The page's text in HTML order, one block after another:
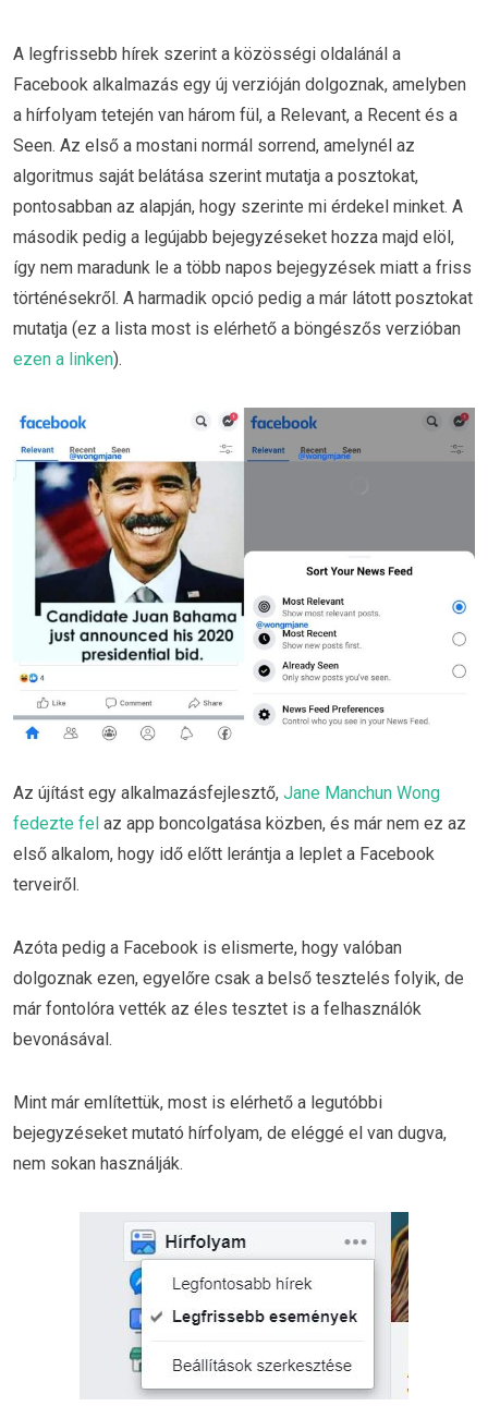
A legfrissebb hírek szerint a közösségi oldalánál a
Facebook alkalmazás egy új verzióján dolgoznak, amelyben
a hírfolyam tetején van három fül, a Relevant, a Recent és a
Seen. Az első a mostani normál sorrend, amelynél az
algoritmus saját belátása szerint mutatja a posztokat,
pontosabban az alapján, hogy szerinte mi érdekel minket. A
második pedig a legújabb bejegyzéseket hozza majd elöl,
így nem maradunk le a több napos bejegyzések miatt a friss
történésekről. A harmadik opció pedig a már látott posztokat
mutatja (ez a lista most is elérhető a böngészős verzióban
ezen a linken).
Az újítást egy alkalmazásfejlesztő, Jane Manchun Wong
fedezte fel az app boncolgatása közben, és már nem ez az
első alkalom, hogy idő előtt lerántja a leplet a Facebook
terveiről.
Azóta pedig a Facebook is elismerte, hogy valóban
dolgoznak ezen, egyelőre csak a belső tesztelés folyik, de
már fontolóra vették az éles tesztet is a felhasználók
bevonásával.
Mint már említettük, most is elérhető a legutóbbi
bejegyzéseket mutató hírfolyam, de eléggé el van dugva,
nem sokan használják.